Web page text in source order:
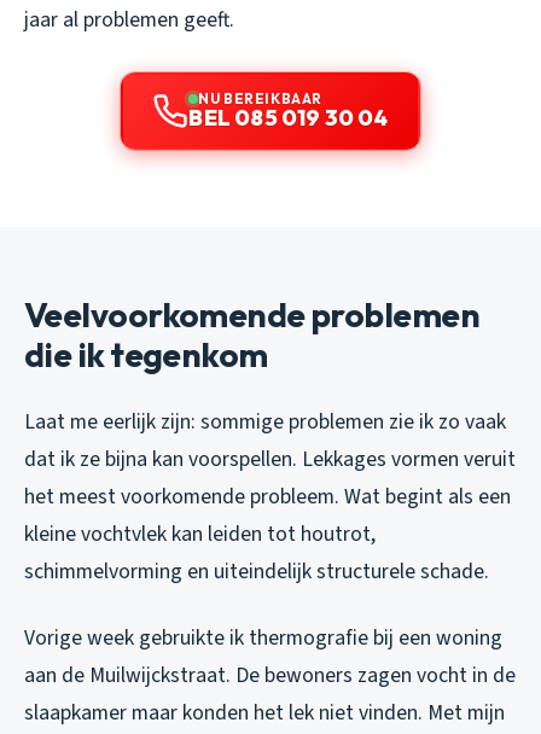
jaar al problemen geeft.
NU BEREIKBAAR
BEL 085 019 30 04
Veelvoorkomende problemen
die ik tegenkom
Laat me eerlijk zijn: sommige problemen zie ik zo vaak
dat ik ze bijna kan voorspellen. Lekkages vormen veruit
het meest voorkomende probleem. Wat begint als een
kleine vochtvlek kan leiden tot houtrot,
schimmelvorming en uiteindelijk structurele schade.
Vorige week gebruikte ik thermografie bij een woning
aan de Muilwijckstraat. De bewoners zagen vocht in de
slaapkamer maar konden het lek niet vinden. Met mijn